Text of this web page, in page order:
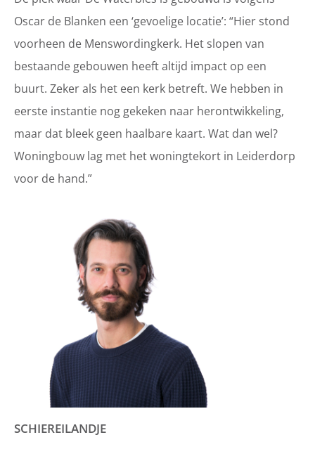
Oscar de Blanken een ‘gevoelige locatie’: “Hier stond
voorheen de Menswordingkerk. Het slopen van
bestaande gebouwen heeft altijd impact op een
buurt. Zeker als het een kerk betreft. We hebben in
eerste instantie nog gekeken naar herontwikkeling,
maar dat bleek geen haalbare kaart. Wat dan wel?
Woningbouw lag met het woningtekort in Leiderdorp
voor de hand.”
SCHIEREILANDJE